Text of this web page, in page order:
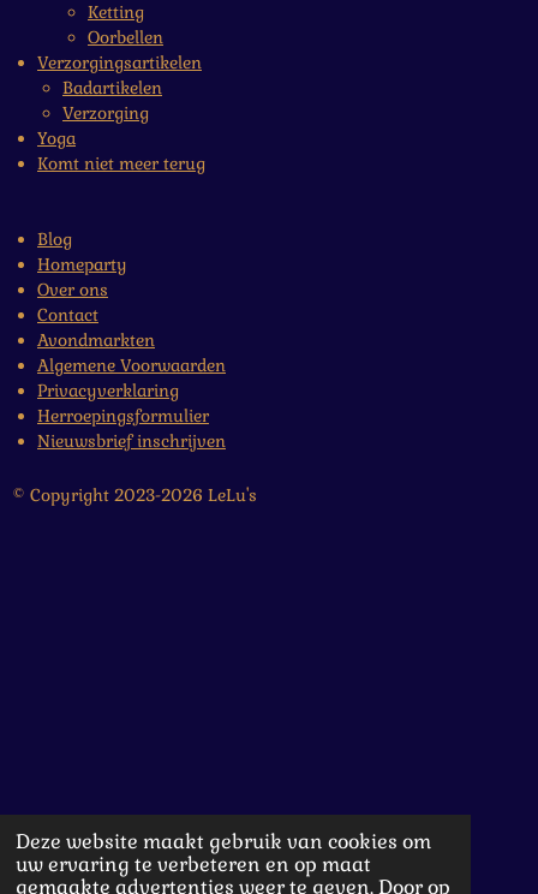
Deze website maakt gebruik van cookies om
uw ervaring te verbeteren en op maat
gemaakte advertenties weer te geven. Door op
Ketting
Oorbellen
Verzorgingsartikelen
Badartikelen
Verzorging
Yoga
Komt niet meer terug
Blog
Homeparty
Over ons
Contact
Avondmarkten
Algemene Voorwaarden
Privacyverklaring
Herroepingsformulier
Nieuwsbrief inschrijven
© Copyright 2023-2026 LeLu's